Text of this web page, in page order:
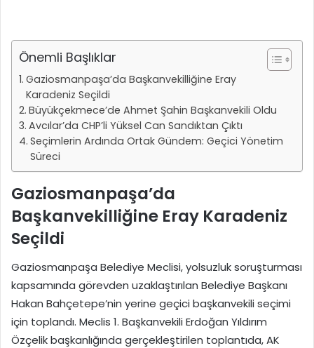
Önemli Başlıklar
Gaziosmanpaşa’da Başkanvekilliğine Eray
Karadeniz Seçildi
Büyükçekmece’de Ahmet Şahin Başkanvekili Oldu
Avcılar’da CHP’li Yüksel Can Sandıktan Çıktı
Seçimlerin Ardında Ortak Gündem: Geçici Yönetim
Süreci
Gaziosmanpaşa’da
Başkanvekilliğine Eray Karadeniz
Seçildi
Gaziosmanpaşa Belediye Meclisi, yolsuzluk soruşturması
kapsamında görevden uzaklaştırılan Belediye Başkanı
Hakan Bahçetepe’nin yerine geçici başkanvekili seçimi
için toplandı. Meclis 1. Başkanvekili Erdoğan Yıldırım
Özçelik başkanlığında gerçekleştirilen toplantıda, AK